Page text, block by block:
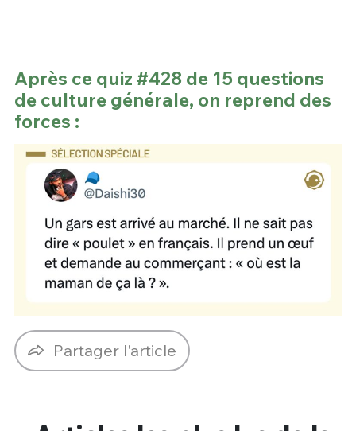
Après ce quiz #428 de 15 questions
de culture générale, on reprend des
forces :
Partager l'article